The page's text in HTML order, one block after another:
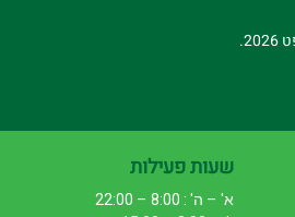
שעות פעילות
א' – ה' : 8:00 – 22:00